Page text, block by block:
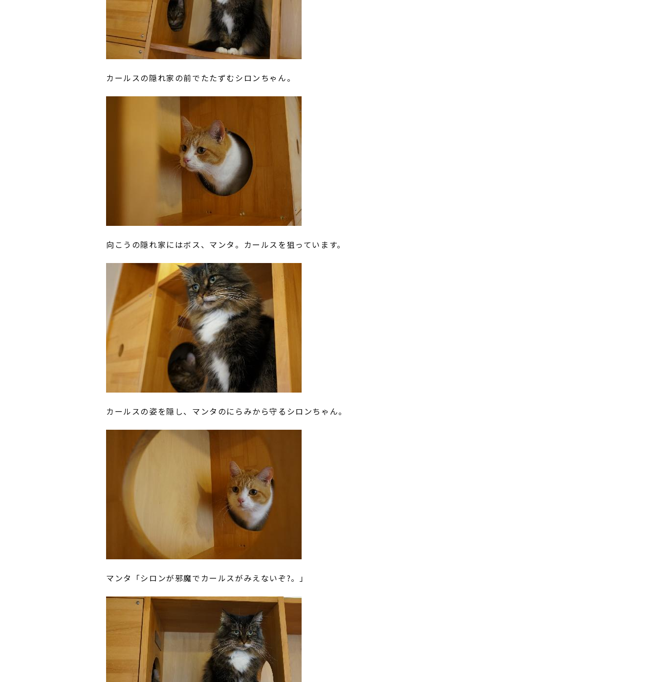
カールスの隠れ家の前でたたずむシロンちゃん。
向こうの隠れ家にはボス、マンタ。カールスを狙っています。
カールスの姿を隠し、マンタのにらみから守るシロンちゃん。
マンタ「シロンが邪魔でカールスがみえないぞ?。」